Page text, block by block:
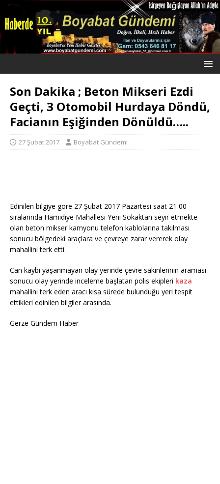
Son Dakika ; Beton Mikseri Ezdi
Geçti, 3 Otomobil Hurdaya Döndü,
Facianın Eşiğinden Dönüldü…..
27 Şubat 2017 Boyabat Gündemi
Edinilen bilgiye göre 27 Şubat 2017 Pazartesi saat 21 00
sıralarında Hamidiye Mahallesi Yeni Sokaktan seyir etmekte
olan beton mikser kamyonu telefon kablolarına takılması
sonucu bölgedeki araçlara ve çevreye zarar vererek olay
mahallini terk etti.
Can kaybı yaşanmayan olay yerinde çevre sakinlerinin araması
sonucu olay yerinde inceleme başlatan polis ekipleri kaza
mahallini terk eden aracı kısa sürede bulunduğu yeri tespit
ettikleri edinilen bilgiler arasında.
Gerze Gündem Haber